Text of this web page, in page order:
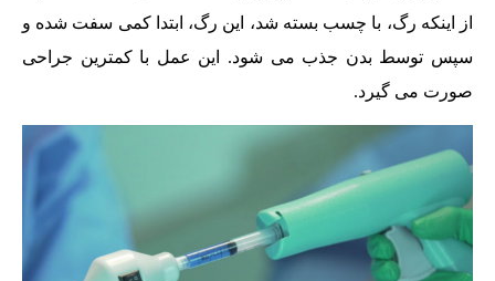
از اینکه رگ، با چسب بسته شد، این رگ، ابتدا کمی سفت شده و
سپس توسط بدن جذب می شود. این عمل با کمترین جراحی
صورت می گیرد.